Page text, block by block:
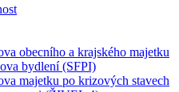
obecního a krajského majetku
bydlení (SFPI)
majetku po krizových stavech